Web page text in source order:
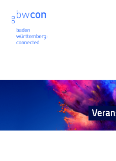
Zur
Navigation
springen
Zum
Inhalt
springen